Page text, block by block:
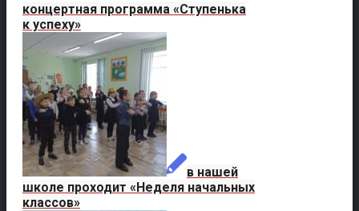
концертная программа «Ступенька
к успеху»
в нашей
школе проходит «Неделя начальных
классов»